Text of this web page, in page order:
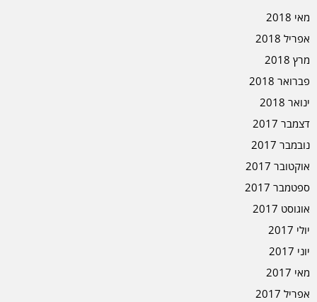
מאי 2018
אפריל 2018
מרץ 2018
פברואר 2018
ינואר 2018
דצמבר 2017
נובמבר 2017
אוקטובר 2017
ספטמבר 2017
אוגוסט 2017
יולי 2017
יוני 2017
מאי 2017
אפריל 2017